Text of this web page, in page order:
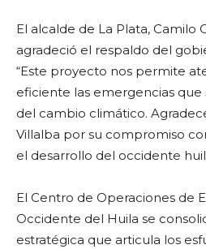
El alcalde de La Plata, Camilo
agradeció el respaldo del
“Este proyecto nos permite
eficiente las emergencias que
del cambio climático.
Villalba por su compromiso
el desarrollo del occidente
El Centro de Operaciones de
Occidente del Huila se
estratégica que articula los